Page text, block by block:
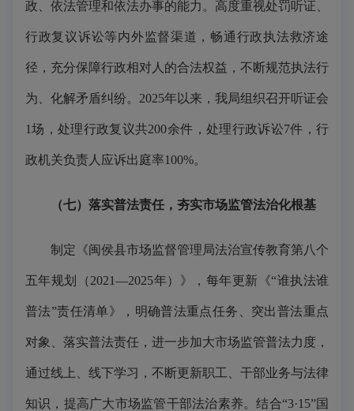
政、依法管理和依法办事的能力。高度重视处罚听证、
行政复议诉讼等内外监督渠道，畅通行政执法救济途
径，充分保障行政相对人的合法权益，不断规范执法行
为、化解矛盾纠纷。2025年以来，我局组织召开听证会
1场，处理行政复议共200余件，处理行政诉讼7件，行
政机关负责人应诉出庭率100%。
（七）落实普法责任，夯实市场监管法治化根基
制定《闽侯县市场监督管理局法治宣传教育第八个
五年规划（2021—2025年）》，每年更新《“谁执法谁
普法”责任清单》，明确普法重点任务、突出普法重点
对象、落实普法责任，进一步加大市场监管普法力度，
通过线上、线下学习，不断更新职工、干部业务与法律
知识，提高广大市场监管干部法治素养。结合“3·15”国